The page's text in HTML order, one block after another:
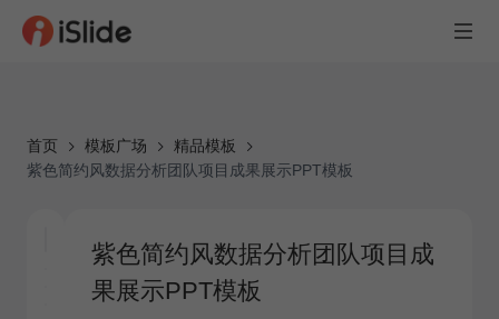
首页 模板广场
精品模板
紫色简约风数据分析团队项目成果展示PPT模板
紫色简约风数据分析团队项目成
果展示PPT模板